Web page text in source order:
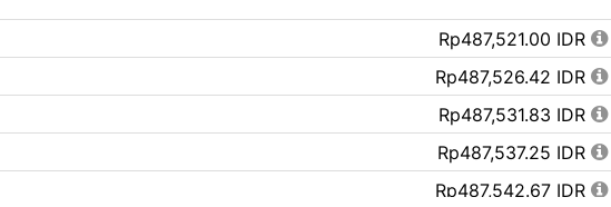
Rp487,521.00 IDR
Rp487,526.42 IDR
Rp487,531.83 IDR
Rp487,537.25 IDR
Rp487,542.67 IDR